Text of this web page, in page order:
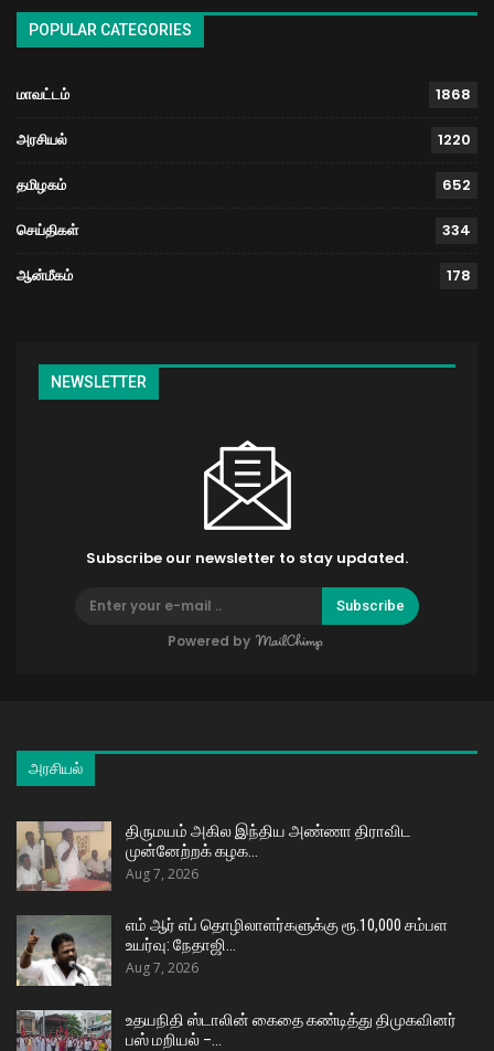
POPULAR CATEGORIES
மாவட்டம் 1868
அரசியல் 1220
தமிழகம் 652
செய்திகள் 334
ஆன்மீகம் 178
NEWSLETTER
Subscribe our newsletter to stay updated.
Subscribe
Powered by
அரசியல்
திருமயம் அகில இந்திய அண்ணா திராவிட
முன்னேற்றக் கழக…
Aug 7, 2026
எம் ஆர் எப் தொழிலாளர்களுக்கு ரூ.10,000 சம்பள
உயர்வு: நேதாஜி…
Aug 7, 2026
உதயநிதி ஸ்டாலின் கைதை கண்டித்து திமுகவினர்
பஸ் மறியல் –…